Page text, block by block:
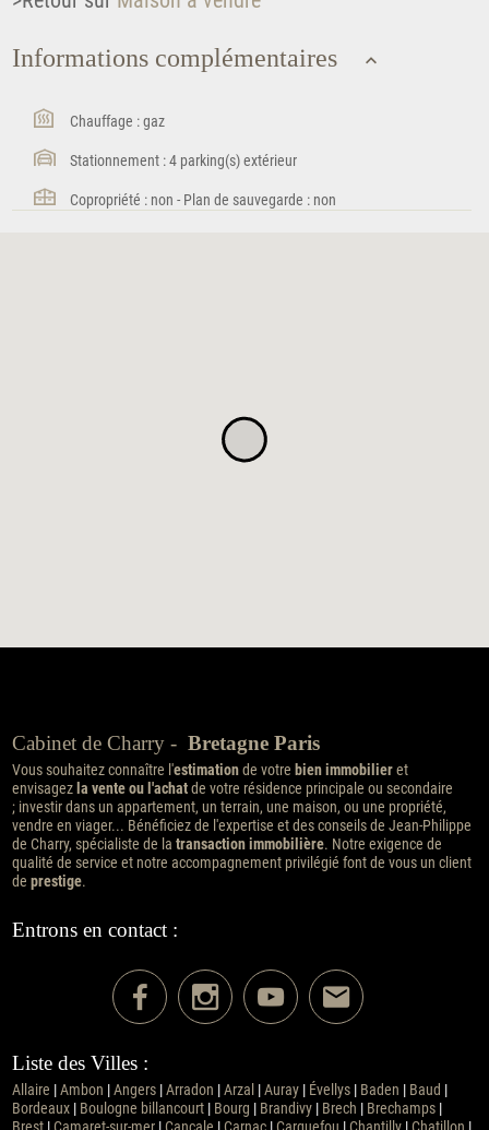
Informations complémentaires
Chauffage : gaz
Stationnement : 4 parking(s) extérieur
Copropriété : non - Plan de sauvegarde : non
Cabinet de Charry - Bretagne Paris
Vous souhaitez connaître l'estimationde votre bien immobilieret
envisagezla vente ou l'achatde votre résidence principale ou secondaire
; investir dans un appartement, un terrain, une maison, ou une propriété,
vendre en viager... Bénéficiez de l'expertise et des conseils de Jean-Philippe
de Charry, spécialiste de la transaction immobilière. Notre exigence de
qualité de service et notre accompagnement privilégié font de vous un client
de prestige.
Entrons en contact :
Liste des Villes :
Allaire Ambon Angers| Arradon Arzal| Auray| Évellys| Baden Baud
Bordeaux| Boulogne billancourt| Bourg Brandivy| Brech Brechamps|